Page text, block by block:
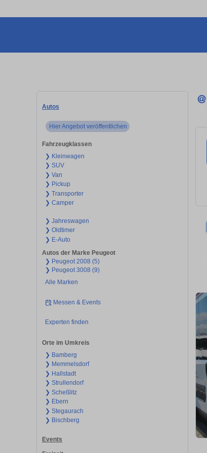
Autos
Hier Angebot veröffentlichen
Fahrzeugklassen
❯ Kleinwagen
❯ SUV
❯ Van
❯ Pickup
❯ Transporter
❯ Camper
❯ Jahreswagen
❯ Oldtimer
❯ E-Auto
Autos der Marke Peugeot
❯ Peugeot 2008 (5)
❯ Peugeot 3008 (9)
Alle Marken
Messen & Events
Experten finden
Orte im Umkreis
❯ Bamberg
❯ Memmelsdorf
❯ Hallstadt
❯ Strullendorf
❯ Scheßlitz
❯ Ebern
❯ Stegaurach
❯ Bischberg
Events